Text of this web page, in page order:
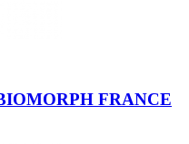
FRANCE